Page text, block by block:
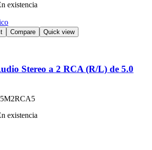
existencia
Compare Quick view
Stereo a 2 RCA (R/L) de 5.0
existencia